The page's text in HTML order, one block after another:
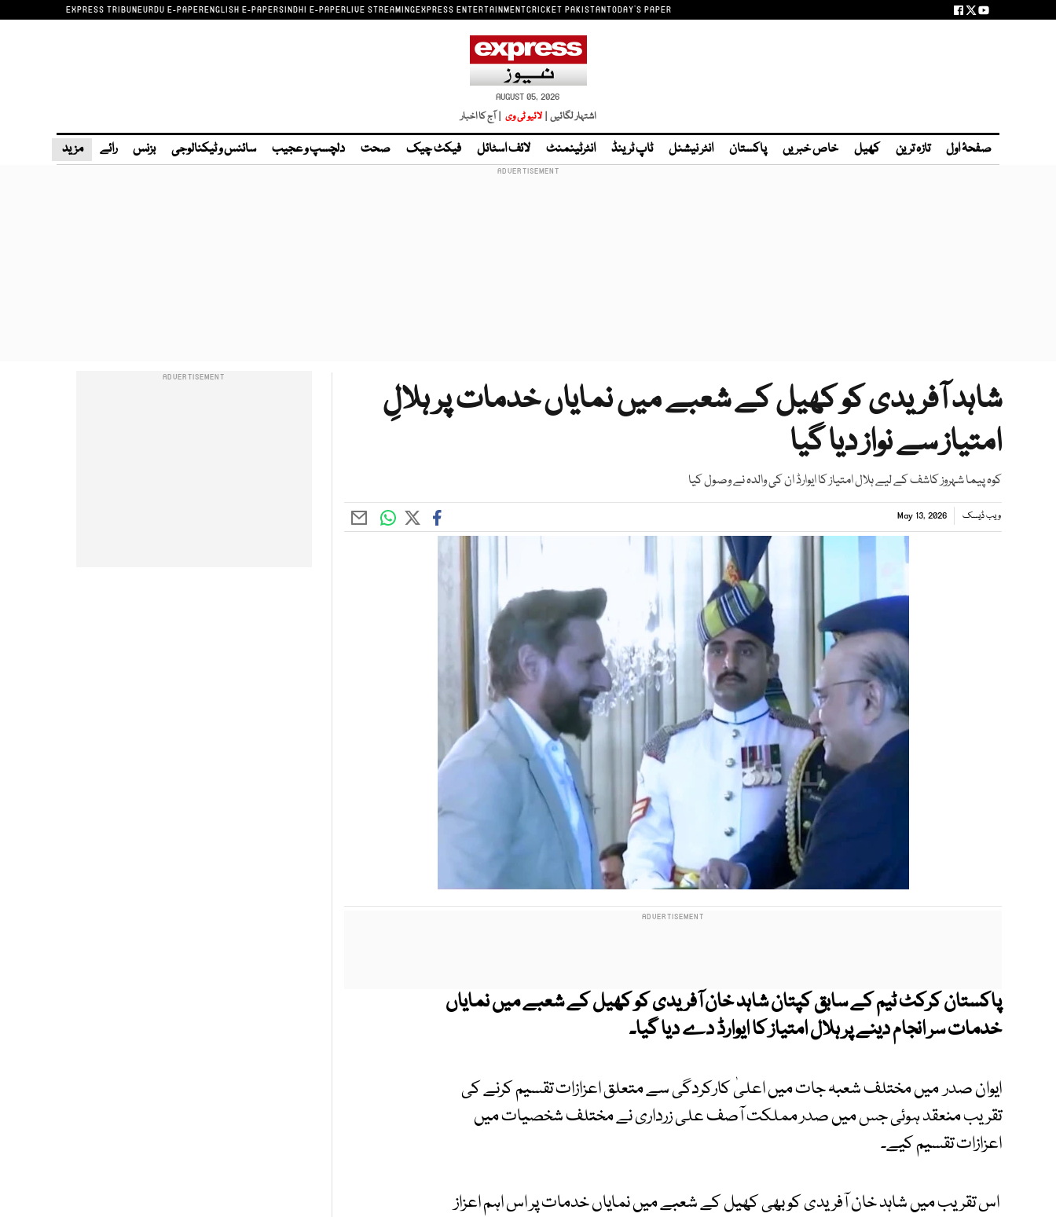
EXPRESS TRIBUNEURDU E-PAPERENGLISH E-PAPERSINDHI E-PAPERLIVE STREAMINGEXPRESS ENTERTAINMENTCRICKET PAKISTANTODAY'S PAPER
AUGUST 05, 2026
اشتہار لگائیں | لائیو ٹی وی | آج کا اخبار
صفحۂ اول تازہ ترین کھیل خاص خبریں پاکستان انٹر نیشنل ٹاپ ٹرینڈ انٹرٹینمنٹ لائف اسٹائل فیکٹ چیک صحت دلچسپ و عجیب سائنس و ٹیکنالوجی بزنس رائے مزید
شاہد آفریدی کو کھیل کے شعبے میں نمایاں خدمات پر ہلالِ
امتیاز سے نواز دیا گیا
کوہ پیما شہروز کاشف کے لیے ہلال امتیاز کا ایوارڈ ان کی والدہ نے وصول کیا
ویب ڈیسک May 13, 2026
پاکستان کرکٹ ٹیم کے سابق کپتان شاہد خان آفریدی کو کھیل کے شعبے میں نمایاں
خدمات سر انجام دینے پر ہلال امتیاز کا ایوارڈ دے دیا گیا۔
ایوان صدر میں مختلف شعبہ جات میں اعلیٰ کارکردگی سے متعلق اعزازات تقسیم کرنے کی
تقریب منعقد ہوئی جس میں صدر مملکت آصف علی زرداری نے مختلف شخصیات میں
اعزازات تقسیم کیے۔
اس تقریب میں شاہد خان آفریدی کو بھی کھیل کے شعبے میں نمایاں خدمات پر اس اہم اعزاز